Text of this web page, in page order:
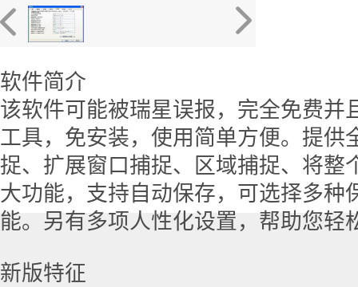
软件简介
该软件可能被瑞星误报，完全免费并
工具，免安装，使用简单方便。提供
捉、扩展窗口捕捉、区域捕捉、将整
大功能，支持自动保存，可选择多种
能。另有多项人性化设置，帮助您轻
新版特征